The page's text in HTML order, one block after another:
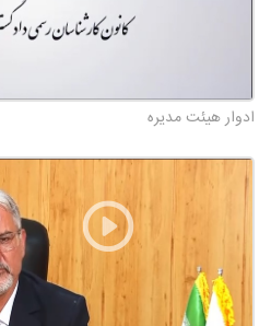
ادوار هیئت مدیره